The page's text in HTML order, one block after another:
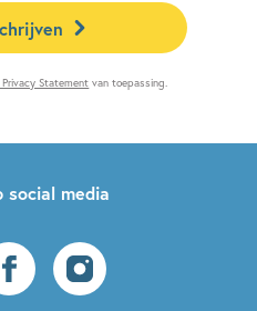
Privacy Statement van toepassing.
social media